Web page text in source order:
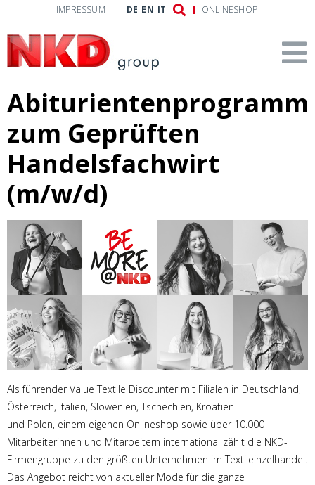
IMPRESSUM DE EN IT ONLINESHOP
Abiturientenprogramm
zum Geprüften
Handelsfachwirt
(m/w/d)
Als führender Value Textile Discounter mit Filialen in Deutschland,
Österreich, Italien, Slowenien, Tschechien, Kroatien
und Polen, einem eigenen Onlineshop sowie über 10.000
Mitarbeiterinnen und Mitarbeitern international zählt die NKD-
Firmengruppe zu den größten Unternehmen im Textileinzelhandel.
Das Angebot reicht von aktueller Mode für die ganze